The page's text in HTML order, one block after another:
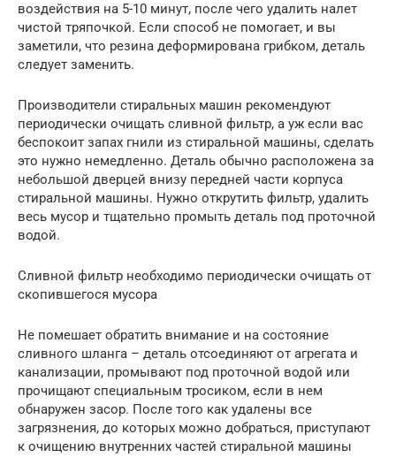
воздействия на 5-10 минут, после чего удалить налет
чистой тряпочкой. Если способ не помогает, и вы
заметили, что резина деформирована грибком, деталь
следует заменить.
Производители стиральных машин рекомендуют
периодически очищать сливной фильтр, а уж если вас
беспокоит запах гнили из стиральной машины, сделать
это нужно немедленно. Деталь обычно расположена за
небольшой дверцей внизу передней части корпуса
стиральной машины. Нужно открутить фильтр, удалить
весь мусор и тщательно промыть деталь под проточной
водой.
Сливной фильтр необходимо периодически очищать от
скопившегося мусора
Не помешает обратить внимание и на состояние
сливного шланга – деталь отсоединяют от агрегата и
канализации, промывают под проточной водой или
прочищают специальным тросиком, если в нем
обнаружен засор. После того как удалены все
загрязнения, до которых можно добраться, приступают
к очищению внутренних частей стиральной машины